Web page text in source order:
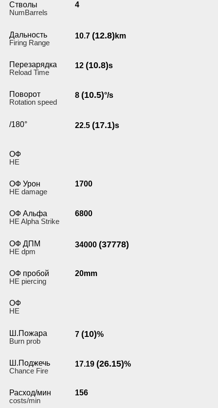
Стволы
NumBarrels
4
Дальность
Firing Range
10.7 (12.8) km
Перезарядка
Reload Time
12 (10.8)s
Поворот
Rotation speed
8 (10.5)°/s
/180° 22.5 (17.1)s
ОФ
HE
ОФ Урон
HE damage
1700
ОФ Альфа
HE Alpha Strike
6800
ОФ ДПМ
HE dpm
34000 (37778)
ОФ пробой
HE piercing
20mm
ОФ
HE
Ш.Пожара
Burn prob
7 (10)%
Ш.Поджечь
Chance Fire
17.19 (26.15)%
Расход/мин
costs/min
156